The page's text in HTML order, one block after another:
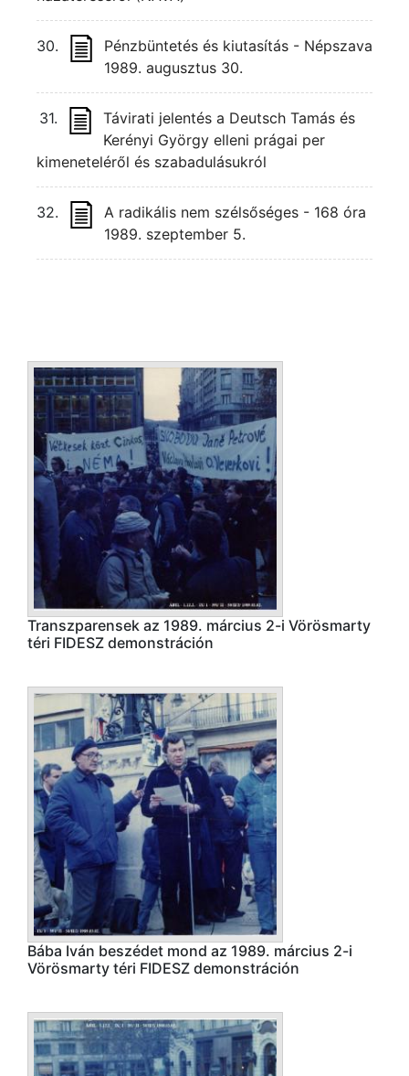
30.
Pénzbüntetés és kiutasítás - Népszava
1989. augusztus 30.
31.
Távirati jelentés a Deutsch Tamás és
Kerényi György elleni prágai per
kimeneteléről és szabadulásukról
32.
A radikális nem szélsőséges - 168 óra
1989. szeptember 5.
Transzparensek az 1989. március 2-i Vörösmarty
téri FIDESZ demonstráción
Bába Iván beszédet mond az 1989. március 2-i
Vörösmarty téri FIDESZ demonstráción